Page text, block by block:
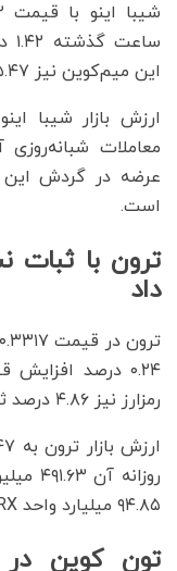
این میم‌کوین نیز ۵.۴۷ درصد گزارش شده است.
است.
ترون با ثبات
داد
۰.۲۴ درصد
رمزارز نیز ۴.۸۶ درصد ثبت شده است.
۹۴.۸۵ میلیارد واحد TRX اعلام شده است.